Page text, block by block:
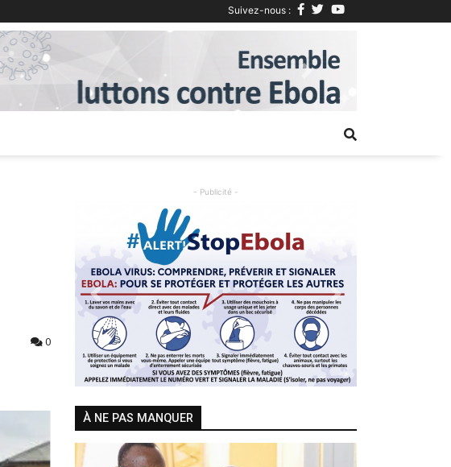
Suivez-nous :
Next
0
- Publicité -
Previous Next
À NE PAS MANQUER